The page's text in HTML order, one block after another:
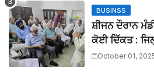
ਆਪ ਸਰਕਾਰ ਨੇ ਚਾਰ ਸਾਲਾਂ ਵਿੱਚ
BTTNEWS-Mar 27 2026
ਮਾਨਯੋਗ ਜਸਟਿਸ ਸ੍ਰੀ ਦੀਪਕ
BTTNEWS-Mar 27 2026
ਬੀਟ ਕਾਰ ਨਾਲ ਟਕਰਾ ਕੇ ਵਿਅਕਤੀ
BUSINSS
ਸ਼ੀਜਨ ਦੌਰਾਨ
ਕੋਈ ਦਿੱਕਤ :
October 01,